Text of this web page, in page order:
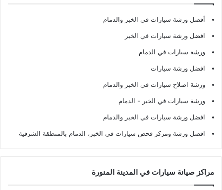
أفضل ورشة سيارات في الخبر والدمام
افضل ورشة سيارات في الخبر
ورشة سيارات في الدمام
افضل ورشة سيارات
ورشة اصلاح سيارات في الخبر والدمام
ورشة سيارات في الخبر - الدمام
افضل ورشة سيارات في الخبر والدمام
افضل ورشة ومركز فحص سيارات في الخبر، الدمام بالمنطقة الشرقية
مراكز صيانة سيارات في المدينة المنورة